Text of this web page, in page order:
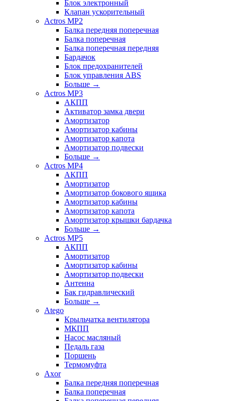
Блок электронный
Клапан ускорительный
Actros MP2
Балка передняя поперечная
Балка поперечная
Балка поперечная передняя
Бардачок
Блок предохранителей
Блок управления ABS
Больше →
Actros MP3
АКПП
Активатор замка двери
Амортизатор
Амортизатор кабины
Амортизатор капота
Амортизатор подвески
Больше →
Actros MP4
АКПП
Амортизатор
Амортизатор бокового ящика
Амортизатор кабины
Амортизатор капота
Амортизатор крышки бардачка
Больше →
Actros MP5
АКПП
Амортизатор
Амортизатор кабины
Амортизатор подвески
Антенна
Бак гидравлический
Больше →
Atego
Крыльчатка вентилятора
МКПП
Насос масляный
Педаль газа
Поршень
Термомуфта
Axor
Балка передняя поперечная
Балка поперечная